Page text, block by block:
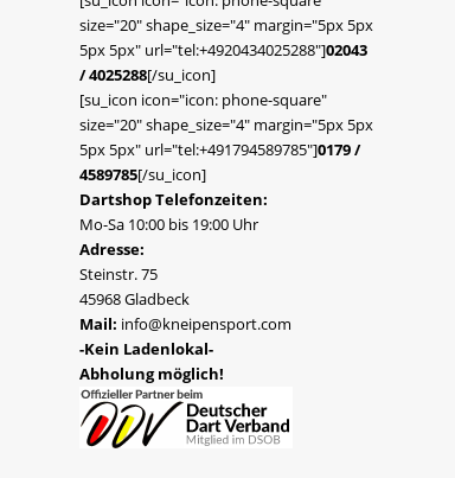
size="20" shape_size="4" margin="5px 5px
5px 5px" url="tel:+4920434025288"]02043
/ 4025288[/su_icon]
[su_icon icon="icon: phone-square"
size="20" shape_size="4" margin="5px 5px
5px 5px" url="tel:+491794589785"]0179 /
4589785[/su_icon]
Dartshop Telefonzeiten:
Mo-Sa 10:00 bis 19:00 Uhr
Adresse:
Steinstr. 75
45968 Gladbeck
Mail: info@kneipensport.com
-Kein Ladenlokal-
Abholung möglich!